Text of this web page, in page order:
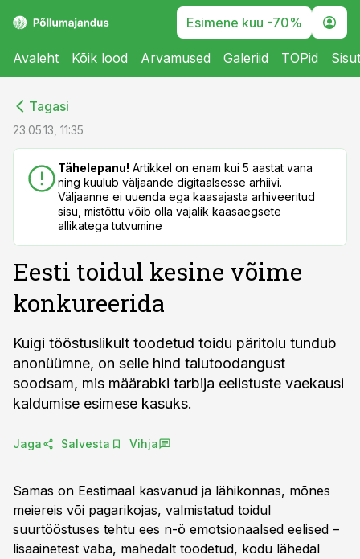
Esimene kuu -70%
Avaleht Kõik lood Arvamused Galeriid TOPid
Tagasi
23.05.13, 11:35
Tähelepanu! Artikkel on enam kui 5 aastat vana
ning kuulub väljaande digitaalsesse arhiivi.
Väljaanne ei uuenda ega kaasajasta arhiveeritud
sisu, mistõttu võib olla vajalik kaasaegsete
allikatega tutvumine
Eesti toidul kesine võime
konkureerida
Kuigi tööstuslikult toodetud toidu päritolu tundub
anonüümne, on selle hind talutoodangust
soodsam, mis määrabki tarbija eelistuste vaekausi
kaldumise esimese kasuks.
Jaga Salvesta Vihja
Samas on Eestimaal kasvanud ja lähikonnas, mõnes
meiereis või pagarikojas, valmistatud toidul
suurtööstuses tehtu ees n-ö emotsionaalsed eelised –
lisaainetest vaba, mahedalt toodetud, kodu lähedal